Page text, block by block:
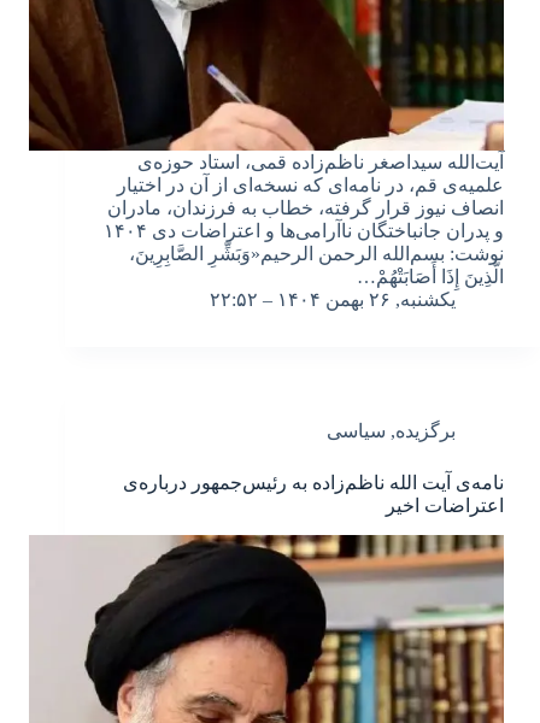
آیت‌الله سیداصغر ناظم‌زاده قمی، استاد حوزه‌ی
علمیه‌ی قم، در نامه‌ای که نسخه‌ای از آن در اختیار
انصاف نیوز قرار گرفته، خطاب به فرزندان، مادران
و پدران جانباختگان ناآرامی‌ها و اعتراضات دی ۱۴۰۴
نوشت: بسم‌الله الرحمن الرحیم«وَبَشِّرِ الصَّابِرِینَ،
الَّذِینَ إِذَا أَصَابَتْهُمْ…
یکشنبه, ۲۶ بهمن ۱۴۰۴ – ۲۲:۵۲
برگزیده, سیاسی
نامه‌ی آیت الله ناظم‌زاده به رئیس‌جمهور درباره‌ی
اعتراضات اخیر